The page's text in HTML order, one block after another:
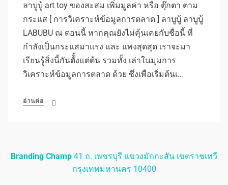
ลาบูบู้ art toy ของสะสม เพิ่มมูลค่า หรือ ตุ๊กตา ตาม
กระแส [ การวิเคราะห์ข้อมูลการตลาด ] ลาบูบู้ ลาบูบู้
LABUBU ณ ตอนนี้ หากคุณยังไม่คุ้นเคยกับชื่อนี้ ที่
กำลังเป็นกระแสมาแรง และ แพงสุดสุด เราจะมา
เรียนรู้สิ่งนี้กันตัั้งแต่ต้น รวมทั้ง เล่าในมุมการ
วิเคราะห์ข้อมูลการตลาด ด้วย ซึ่งเพื่อเริ่มต้นเ…
อ่านต่อ
Branding Champ 41 ถ. เพชรบุรี แขวงมักกะสัน เขตราชเทวี
กรุงเทพมหานคร 10400